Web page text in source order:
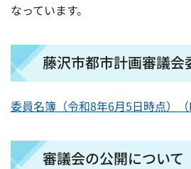
なっています。
藤沢市都市計画審議会
委員名簿（令和8年6月5日時点）（
審議会の公開について